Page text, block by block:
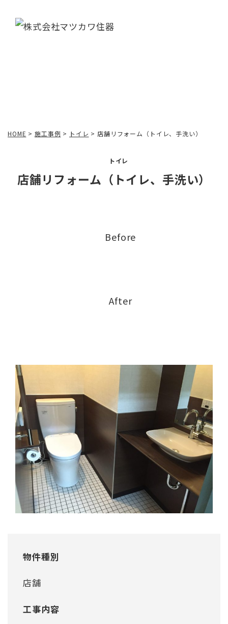
HOME > 施工事例 > トイレ > 店舗リフォーム（トイレ、手洗い）
トイレ
店舗リフォーム（トイレ、手洗い）
Before
After
物件種別
店舗
工事内容